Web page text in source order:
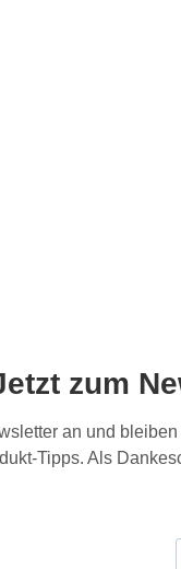
zum
an und
Tipps. Als